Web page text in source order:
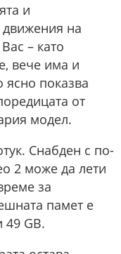
и
движения на
– като
вече има и
ясно показва
от
модел.
Снабден с по-
2 може да лети
за
памет е
49 GB.